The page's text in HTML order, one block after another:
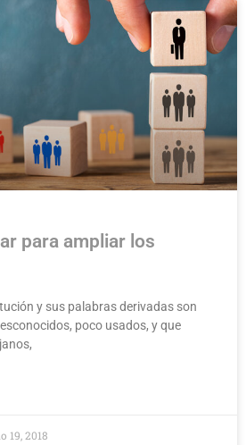
para ampliar los
y sus palabras derivadas son
poco usados, y que
19, 2018